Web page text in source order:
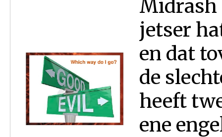
Midrash
jetser
en dat
de
heeft
ene